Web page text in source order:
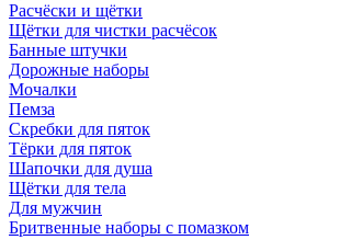
Расчёски и щётки
Щётки для чистки расчёсок
Банные штучки
Дорожные наборы
Мочалки
Пемза
Скребки для пяток
Тёрки для пяток
Шапочки для душа
Щётки для тела
Для мужчин
Бритвенные наборы с помазком